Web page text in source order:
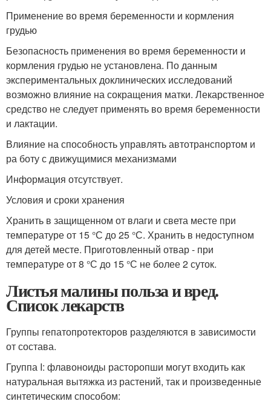
Применение во время беременности и кормления
грудью
Безопасность применения во время беременности и
кормления грудью не установлена. По данным
экспериментальных доклинических исследований
возможно влияние на сокращения матки. Лекарственное
средство не следует применять во время беременности
и лактации.
Влияние на способность управлять автотранспортом и
ра боту с движущимися механизмами
Информация отсутствует.
Условия и сроки хранения
Хранить в защищенном от влаги и света месте при
температуре от 15 °С до 25 °С. Хранить в недоступном
для детей месте. Приготовленный отвар - при
температуре от 8 °С до 15 °С не более 2 суток.
Листья малины польза и вред.
Список лекарств
Группы гепатопротекторов разделяются в зависимости
от состава.
Группа I: флавоноиды расторопши могут входить как
натуральная вытяжка из растений, так и произведенные
синтетическим способом: